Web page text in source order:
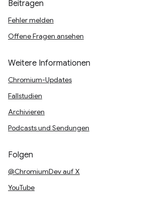
Beitragen
Fehler melden
Offene Fragen ansehen
Weitere Informationen
Chromium-Updates
Fallstudien
Archivieren
Podcasts und Sendungen
Folgen
@ChromiumDev auf X
YouTube